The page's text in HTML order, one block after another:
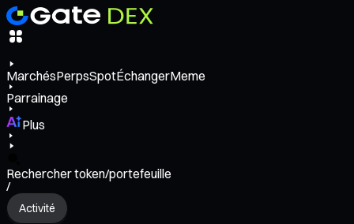
MarchésPerpsSpotÉchangerMeme
Parrainage
Plus
Rechercher token/portefeuille
/
Activité